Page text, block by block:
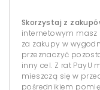
Skorzystaj z
internetowym masz
za zakupy w
przeznaczyć
inny cel. Z rat PayU
mieszczą się w
pośrednikiem